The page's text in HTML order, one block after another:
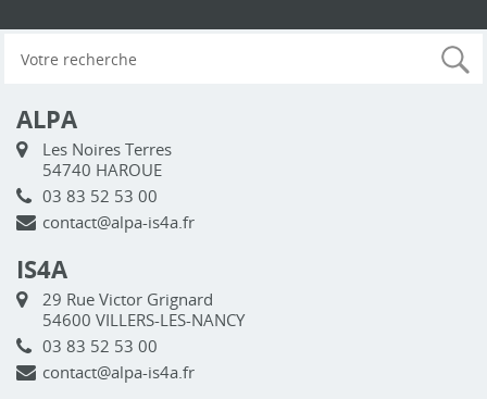
ALPA
Les Noires Terres
54740 HAROUE
03 83 52 53 00
contact@alpa-is4a.fr
IS4A
29 Rue Victor Grignard
54600 VILLERS-LES-NANCY
03 83 52 53 00
contact@alpa-is4a.fr